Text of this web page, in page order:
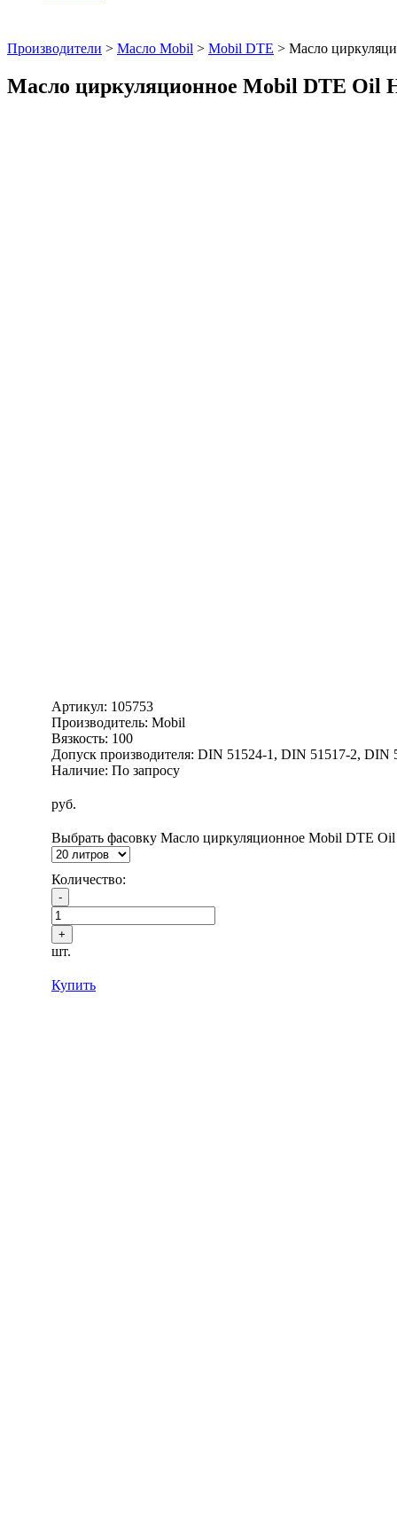
Производители > Масло Mobil > Mobil DTE > Масло
Масло циркуляционное Mobil DTE Oil
Артикул: 105753
Производитель: Mobil
Вязкость: 100
Допуск производителя: DIN 51524-1, DIN 51517-2, DIN
Наличие: По запросу
руб.
Выбрать фасовку Масло циркуляционное Mobil DTE
Количество:
шт.
Купить